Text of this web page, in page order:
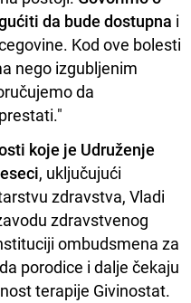
da bude dostupna i
Kod ove bolesti
nego izgubljenim
da
koje je Udruženje
, uključujući
zdravstva, Vladi
zdravstvenog
ombudsmena za
porodice i dalje čekaju
terapije Givinostat.